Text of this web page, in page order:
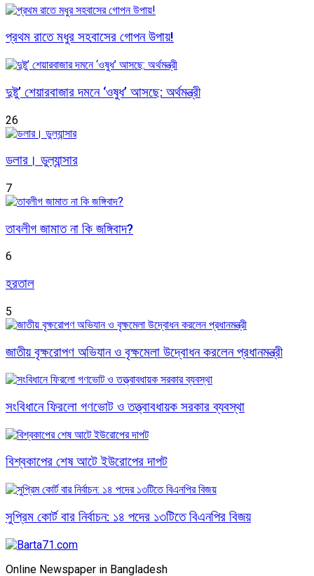
প্রথম রাতে মধুর সহবাসের গোপন উপায়!
দুষ্টু’ শেয়ারবাজার দমনে ‘ওষুধ’ আসছে: অর্থমন্ত্রী
26
ডলার। ডুল্যান্সার
7
তাবলীগ জামাত না কি জঙ্গিবাদ?
6
হরতাল
5
জাতীয় বৃক্ষরোপণ অভিযান ও বৃক্ষমেলা উদ্বোধন করলেন প্রধানমন্ত্রী
সংবিধানে ফিরলো গণভোট ও তত্ত্বাবধায়ক সরকার ব্যবস্থা
বিশ্বকাপের শেষ আটে ইউরোপের দাপট
সুপ্রিম কোর্ট বার নির্বাচন: ১৪ পদের ১৩টিতে বিএনপির বিজয়
Online Newspaper in Bangladesh